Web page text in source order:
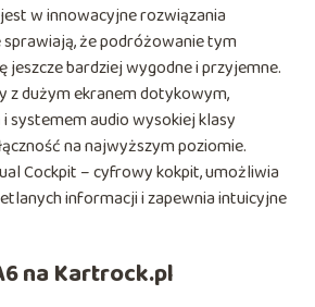
w innowacyjne rozwiązania
że podróżowanie tym
jeszcze bardziej wygodne i przyjemne.
z dużym ekranem dotykowym,
systemem audio wysokiej klasy
na najwyższym poziomie.
Cockpit – cyfrowy kokpit, umożliwia
informacji i zapewnia intuicyjne
na Kartrock.pl